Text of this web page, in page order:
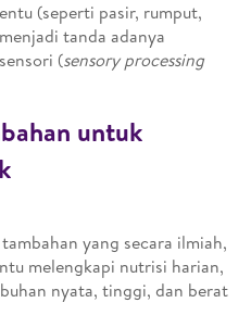
(seperti pasir, rumput,
tanda adanya
(sensory processing
untuk
yang secara ilmiah,
melengkapi nutrisi harian,
nyata, tinggi, dan berat